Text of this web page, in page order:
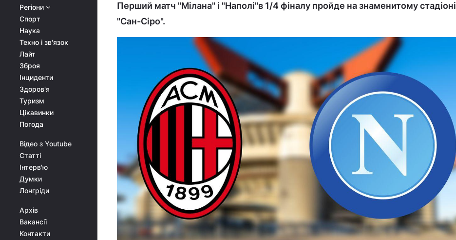
Регіони
Спорт
Наука
Техно і зв'язок
Лайт
Зброя
Інциденти
Здоров'я
Туризм
Цікавинки
Погода
Відео з Youtube
Статті
Інтерв'ю
Думки
Лонгріди
Архів
Вакансії
Контакти
Перший матч "Мілана" і "Наполі"в 1/4 фіналу пройде на знаменитому стадіоні
"Сан-Сіро".